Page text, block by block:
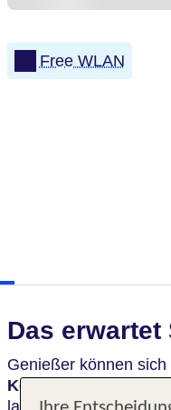
Free WLAN
Das erwartet
Genießer können sich
Köstlichkeiten
lassen. Ideal als